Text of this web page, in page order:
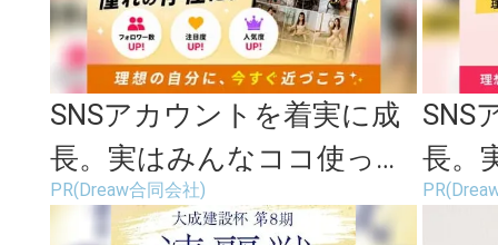
SNSアカウントを着実に成
長。実はみんなココ使って
ます。
PR(Dreaw合同会社)
SNS
長。
ます